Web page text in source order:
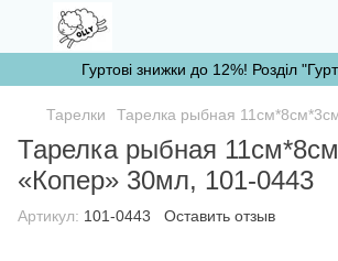
Гуртові знижки до 12%! Розділ
Тарелки Тарелка рыбная
Тарелка рыбная
«Копер» 30мл, 101-0443
Артикул: 101-0443 Оставить отзыв